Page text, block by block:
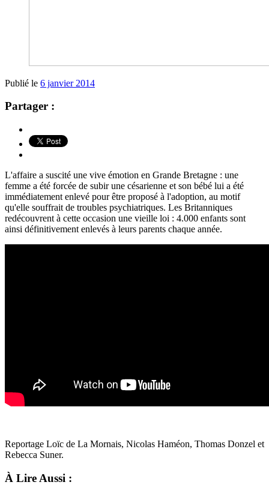
Publié le 6 janvier 2014
Partager :
L'affaire a suscité une vive émotion en Grande Bretagne : une
femme a été forcée de subir une césarienne et son bébé lui a été
immédiatement enlevé pour être proposé à l'adoption, au motif
qu'elle souffrait de troubles psychiatriques. Les Britanniques
redécouvrent à cette occasion une vieille loi : 4.000 enfants sont
ainsi définitivement enlevés à leurs parents chaque année.
Reportage Loïc de La Mornais, Nicolas Haméon, Thomas Donzel et
Rebecca Suner.
À Lire Aussi :